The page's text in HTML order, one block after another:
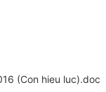
(Con hieu luc).doc